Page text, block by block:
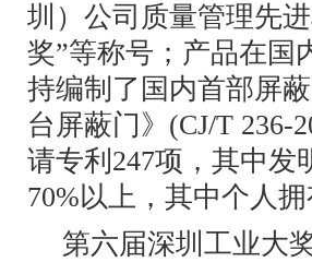
圳）公司质量管理先
奖”等称号；产品在国
持编制了国内首部屏
台屏蔽门》(CJ/T 236-
请专利247项，其中发
70%以上，其中个人拥
第六届深圳工业大